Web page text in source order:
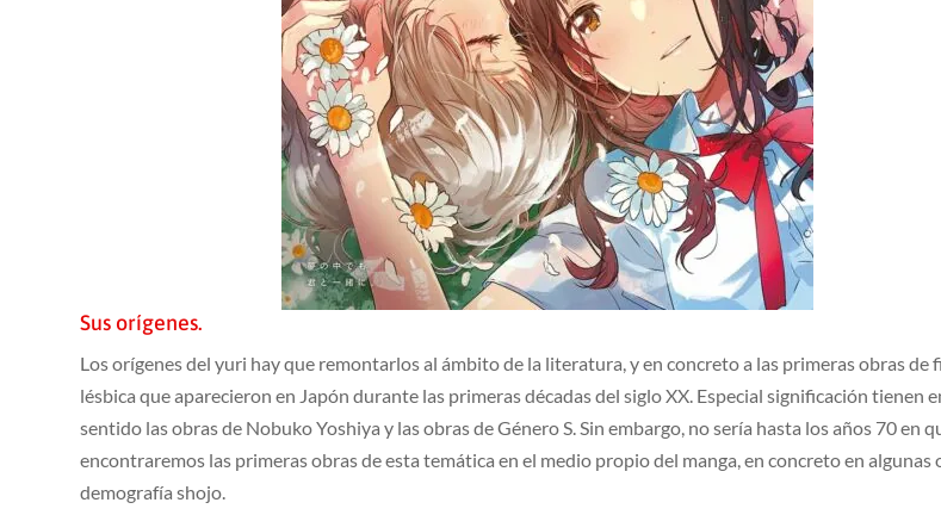
Sus orígenes.
Los orígenes del yuri hay que remontarlos al ámbito de la literatura, y en concreto a las primeras obras de
lésbica que aparecieron en Japón durante las primeras décadas del siglo XX. Especial significación tienen
sentido las obras de Nobuko Yoshiya y las obras de Género S. Sin embargo, no sería hasta los años 70 en
encontraremos las primeras obras de esta temática en el medio propio del manga, en concreto en algunas
demografía shojo.